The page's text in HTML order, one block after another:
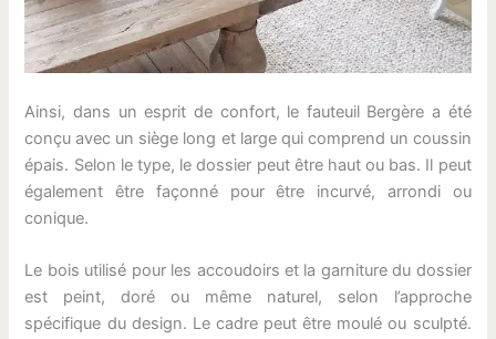
Ainsi, dans un esprit de confort, le fauteuil Bergère a été
conçu avec un siège long et large qui comprend un coussin
épais. Selon le type, le dossier peut être haut ou bas. Il peut
également être façonné pour être incurvé, arrondi ou
conique.
Le bois utilisé pour les accoudoirs et la garniture du dossier
est peint, doré ou même naturel, selon l’approche
spécifique du design. Le cadre peut être moulé ou sculpté.